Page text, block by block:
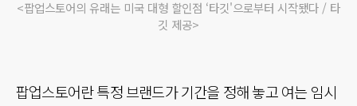
<팝업스토어의 유래는 미국 대형 할인점 ‘타깃'으로부터 시작됐다 / 타
깃 제공>
팝업스토어란 특정 브랜드가 기간을 정해 놓고 여는 임시